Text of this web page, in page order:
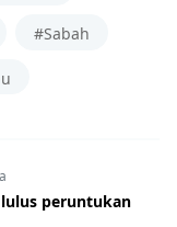
#Sabah
peruntukan